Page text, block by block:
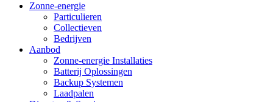
Zonne-energie
Particulieren
Collectieven
Bedrijven
Aanbod
Zonne-energie Installaties
Batterij Oplossingen
Backup Systemen
Laadpalen